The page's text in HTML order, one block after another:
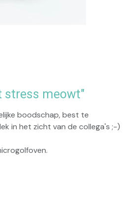
stress meowt"
boodschap, best te
in het zicht van de collega's ;-)